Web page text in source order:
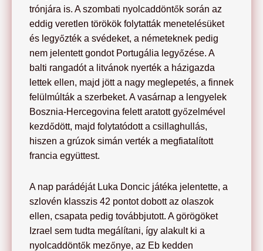
trónjára is. A szombati nyolcaddöntők során az
eddig veretlen törökök folytatták menetelésüket
és legyőzték a svédeket, a németeknek pedig
nem jelentett gondot Portugália legyőzése. A
balti rangadót a litvánok nyerték a házigazda
lettek ellen, majd jött a nagy meglepetés, a finnek
felülmúlták a szerbeket. A vasárnap a lengyelek
Bosznia-Hercegovina felett aratott győzelmével
kezdődött, majd folytatódott a csillaghullás,
hiszen a grúzok simán verték a megfiatalított
francia együttest.
A nap parádéját Luka Doncic játéka jelentette, a
szlovén klasszis 42 pontot dobott az olaszok
ellen, csapata pedig továbbjutott. A görögöket
Izrael sem tudta megálítani, így alakult ki a
nyolcaddöntők mezőnye, az Eb kedden